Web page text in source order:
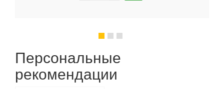
Персональные
рекомендации